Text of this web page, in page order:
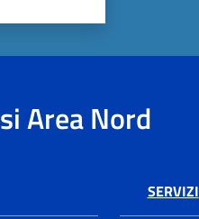
Area Nord
SERVIZI